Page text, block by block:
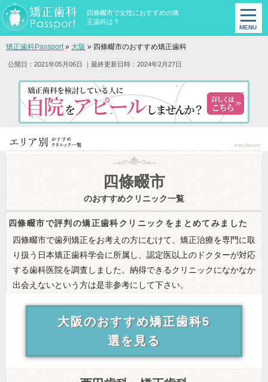
四條畷市で女性におすすめの矯
正歯科は？
矯正歯科Passport» 大阪 » 四條畷市のおすすめ矯正歯科
公開日：2021年05月06日 ｜最終更新日時：2024年2月27日
四條畷市
のおすすめクリニック一覧
四條畷市で評判の矯正歯科クリニックをまとめてみました
四條畷市で歯列矯正をお考えの方にむけて、矯正治療を専門に取
り扱う日本矯正歯科学会に所属し、認定医以上のドクターが対応
する歯科医院を調査しました。納得できるクリニックになかなか
出会えないという方は是非参考にして下さい。
大阪のおすすめ矯正歯科5
選を見る